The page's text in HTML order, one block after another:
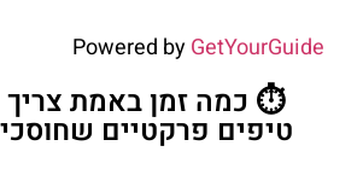
Powered byGetYourGuide
⏱️ כמה זמן באמת צריך
טיפים פרקטיים